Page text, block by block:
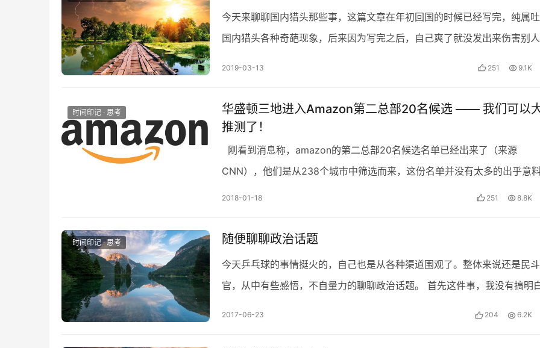
今天来聊聊国内猎头那些事，这篇文章在年初回国的时候已经写完，纯属
国内猎头各种奇葩现象，后来因为写完之后，自己爽了就没发出来伤害别人
2019-03-13 251 9.1K
时间印记 · 思考
华盛顿三地进入Amazon第二总部20名候选 —— 我们可以
推测了！
刚看到消息称，amazon的第二总部20名候选名单已经出来了（来源
CNN），他们是从238个城市中筛选而来，这份名单并没有太多的出乎意
2018-01-18 251 8.8K
时间印记 · 思考 随便聊聊政治话题
今天乒乓球的事情挺火的，自己也是从各种渠道围观了。整体来说还是民斗
官，从中有些感悟，不自量力的聊聊政治话题。 首先这件事，我没有搞明
2017-06-23 204 6.2K